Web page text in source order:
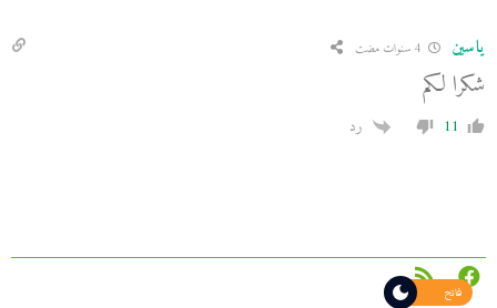
ياسين 4 سنوات مضت
شكرا لكم
11 رد
فاتح